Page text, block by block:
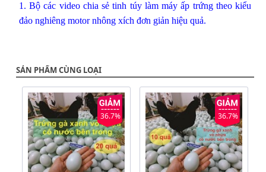
1.Bộ các video chia sẻ tinh túy làm máy ấp trứng theo kiểu
đảo nghiêng motor nhông xích đơn giản hiệu quả.
SẢN PHẨM CÙNG LOẠI
36.7% 36.7%